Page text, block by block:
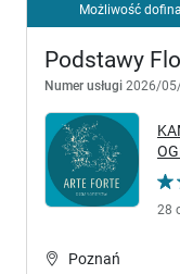
Możliwość
Podstawy
Numer usługi 2026/
28
Poznań